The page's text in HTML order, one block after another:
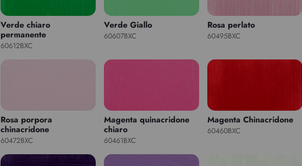
Verde chiaro
permanente
60612BXC
Verde Giallo
60607BXC
Rosa perlato
60495BXC
Rosa porpora
chinacridone
60472BXC
Magenta quinacridone
chiaro
60461BXC
Magenta Chinacridone
60460BXC